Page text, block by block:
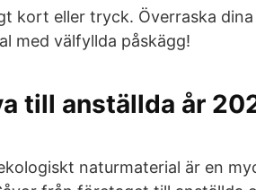
kort eller tryck. Överraska dina
med välfyllda påskägg!
till anställda år
naturmaterial är en